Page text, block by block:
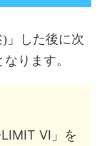
」した後に次
ります。
VI」を